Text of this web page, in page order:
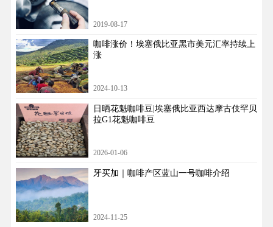
2019-08-17
咖啡涨价！埃塞俄比亚黑市美元汇率持续上
涨
2024-10-13
日晒花魁咖啡豆|埃塞俄比亚西达摩古伎罕贝
拉G1花魁咖啡豆
2026-01-06
牙买加｜咖啡产区蓝山一号咖啡介绍
2024-11-25